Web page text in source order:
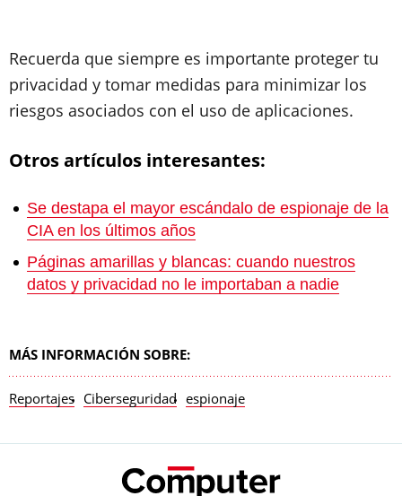
Recuerda que siempre es importante proteger tu
privacidad y tomar medidas para minimizar los
riesgos asociados con el uso de aplicaciones.
Otros artículos interesantes:
Se destapa el mayor escándalo de espionaje de la
CIA en los últimos años
Páginas amarillas y blancas: cuando nuestros
datos y privacidad no le importaban a nadie
MÁS INFORMACIÓN SOBRE:
Reportajes Ciberseguridad espionaje